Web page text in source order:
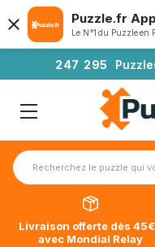
247 295
Livraison offerte dès
avec Mondial Relay
Puzzle.fr App
Le N°1 du Puzzle en